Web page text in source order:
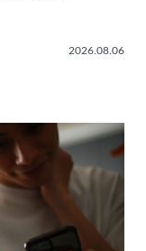
2026.08.06